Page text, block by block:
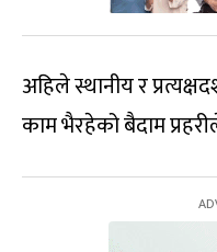
अहिले स्थानीय र
काम भैरहेको बैदाम